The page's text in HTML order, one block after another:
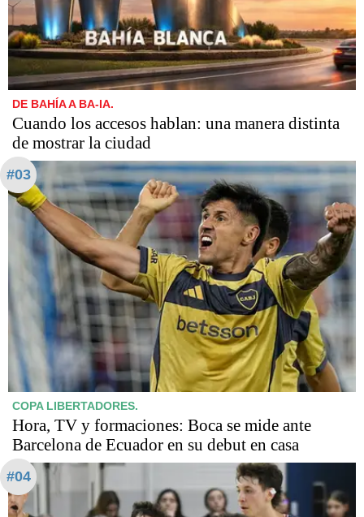
DE BAHÍA A BA-IA.
Cuando los accesos hablan: una manera distinta
de mostrar la ciudad
#03
COPA LIBERTADORES.
Hora, TV y formaciones: Boca se mide ante
Barcelona de Ecuador en su debut en casa
#04